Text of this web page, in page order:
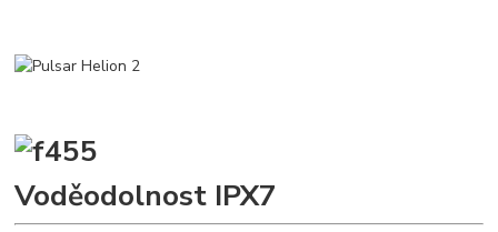
Voděodolnost IPX7